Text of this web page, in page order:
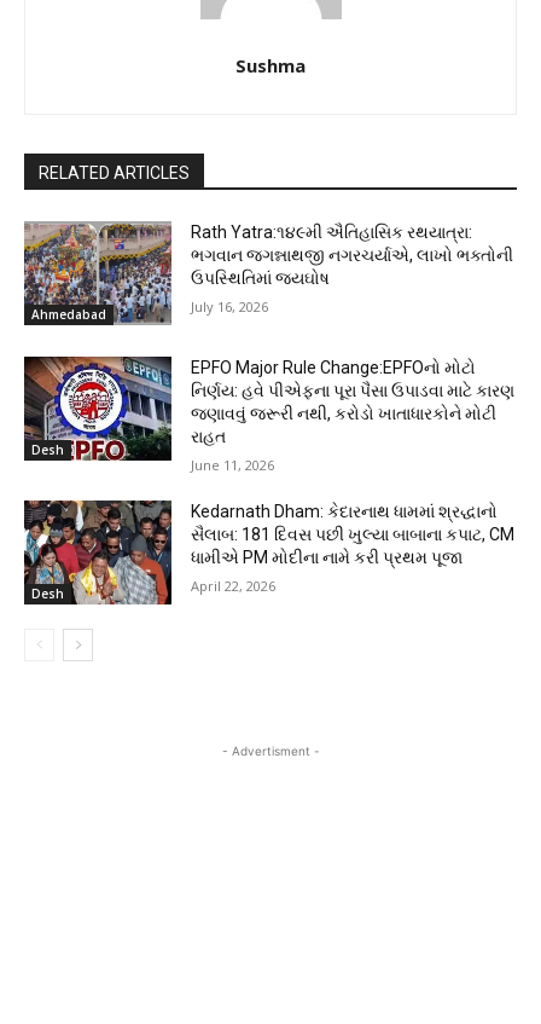
Sushma
RELATED ARTICLES
Ahmedabad
Rath Yatra:૧૪૯મી ઐતિહાસિક રથયાત્રા:
ભગવાન જગન્નાથજી નગરચર્યાએ, લાખો ભક્તોની
ઉપસ્થિતિમાં જયઘોષ
July 16, 2026
Desh
EPFO Major Rule Change:EPFOનો મોટો
નિર્ણય: હવે પીએફના પૂરા પૈસા ઉપાડવા માટે કારણ
જણાવવું જરૂરી નથી, કરોડો ખાતાધારકોને મોટી
રાહત
June 11, 2026
Desh
Kedarnath Dham: કેદારનાથ ધામમાં શ્રદ્ધાનો
સૈલાબ: 181 દિવસ પછી ખુલ્યા બાબાના કપાટ, CM
ધામીએ PM મોદીના નામે કરી પ્રથમ પૂજા
April 22, 2026
- Advertisment -